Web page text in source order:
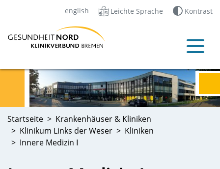
english Leichte Sprache Kontrast
Startseite
Krankenhäuser & Kliniken
Klinikum Links der Weser
Kliniken
Innere Medizin I